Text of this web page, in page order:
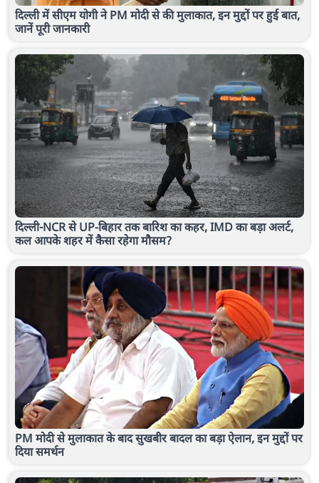
दिल्ली में सीएम योगी ने PM मोदी से की मुलाकात, इन मुद्दों पर हुई बात,
जानें पूरी जानकारी
दिल्ली-NCR से UP-बिहार तक बारिश का कहर, IMD का बड़ा अलर्ट,
कल आपके शहर में कैसा रहेगा मौसम?
PM मोदी से मुलाकात के बाद सुखबीर बादल का बड़ा ऐलान, इन मुद्दों पर
दिया समर्थन